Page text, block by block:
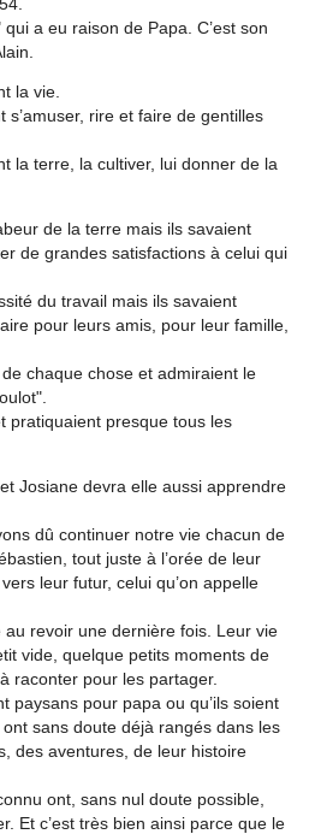
a eu raison de Papa. C’est son
la vie.
s’amuser, rire et faire de gentilles
la terre, la cultiver, lui donner de la
de la terre mais ils savaient
de grandes satisfactions à celui qui
du travail mais ils savaient
pour leurs amis, pour leur famille,
de chaque chose et admiraient le
pratiquaient presque tous les
Josiane devra elle aussi apprendre
dû continuer notre vie chacun de
tout juste à l’orée de leur
leur futur, celui qu’on appelle
au revoir une dernière fois. Leur vie
vide, quelque petits moments de
raconter pour les partager.
paysans pour papa ou qu’ils soient
sans doute déjà rangés dans les
des aventures, de leur histoire
ont, sans nul doute possible,
Et c’est très bien ainsi parce que le